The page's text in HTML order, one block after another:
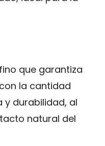
que garantiza
la cantidad
y durabilidad, al
natural del